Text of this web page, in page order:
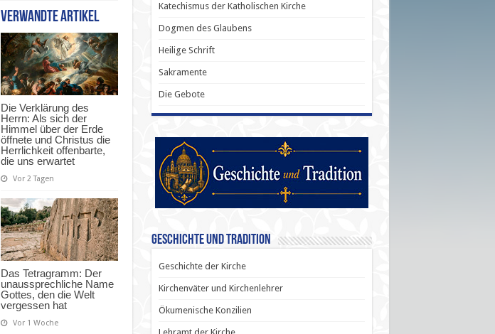
bei
einem
beichten
und
nicht
direkt
bei
Gott?
Die
Antwort,
die
das
Leben
von
Millionen
Christen
seit
hat
Verwandte Artikel
Die Verklärung des
Herrn: Als sich der
Himmel über der Erde
öffnete und Christus die
Herrlichkeit offenbarte,
die uns erwartet
Vor 2 Tagen
Das Tetragramm: Der
unaussprechliche Name
Gottes, den die Welt
vergessen hat
Vor 1 Woche
Katechismus der Katholischen Kirche
Dogmen des Glaubens
Heilige Schrift
Sakramente
Die Gebote
Geschichte und Tradition
Geschichte der Kirche
Kirchenväter und Kirchenlehrer
Ökumenische Konzilien